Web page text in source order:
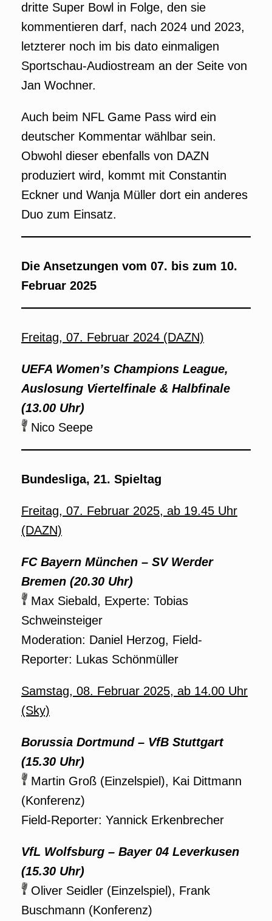
dritte Super Bowl in Folge, den sie
kommentieren darf, nach 2024 und 2023,
letzterer noch im bis dato einmaligen
Sportschau-Audiostream an der Seite von
Jan Wochner.
Auch beim NFL Game Pass wird ein
deutscher Kommentar wählbar sein.
Obwohl dieser ebenfalls von DAZN
produziert wird, kommt mit Constantin
Eckner und Wanja Müller dort ein anderes
Duo zum Einsatz.
Die Ansetzungen vom 07. bis zum 10.
Februar 2025
Freitag, 07. Februar 2024 (DAZN)
UEFA Women’s Champions League,
Auslosung Viertelfinale & Halbfinale
(13.00 Uhr)
Nico Seepe
Bundesliga, 21. Spieltag
Freitag, 07. Februar 2025, ab 19.45 Uhr
(DAZN)
FC Bayern München – SV Werder
Bremen (20.30 Uhr)
Max Siebald, Experte: Tobias
Schweinsteiger
Moderation: Daniel Herzog, Field-
Reporter: Lukas Schönmüller
Samstag, 08. Februar 2025, ab 14.00 Uhr
(Sky)
Borussia Dortmund– VfB Stuttgart
(15.30 Uhr)
Martin Groß (Einzelspiel), Kai Dittmann
(Konferenz)
Field-Reporter: Yannick Erkenbrecher
VfL Wolfsburg – Bayer 04 Leverkusen
(15.30 Uhr)
Oliver Seidler (Einzelspiel), Frank
Buschmann (Konferenz)